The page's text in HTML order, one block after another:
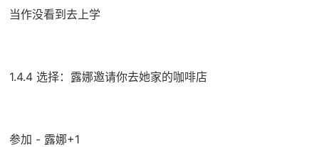
当作没看到去上学
1.4.4 选择：露娜邀请你去她家的咖啡店
参加 - 露娜+1